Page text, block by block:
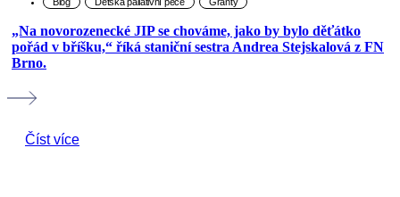
„Na novorozenecké JIP se chováme, jako by bylo děťátko
pořád v bříšku,“ říká staniční sestra Andrea Stejskalová z FN
Brno.
Číst více